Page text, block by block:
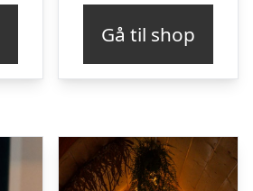
Gå til shop